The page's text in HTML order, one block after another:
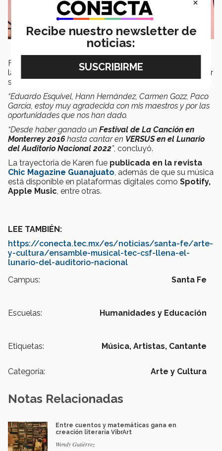
Finalmente Karen expresó su agradecimiento a todas
las
figuras musicalesque le han ayudado a desarrollar
su talento.
“Eduardo Esquivel, Hann Hernández, Carmen Gozz, Paco
García, estoy muy agradecida con mis maestros y por las
oportunidades que nos han dado.
“Desde haber ganado un Festival de La Canción en
Monterrey 2016hasta cantar en VERSUS en el Lunario
del Auditorio Nacional 2022”, concluyó.
La trayectoria de Karen fue publicada en la revista
Chic Magazine Guanajuato, además de que su música
está disponible en plataformas digitales como Spotify,
Apple Music, entre otras.
LEE TAMBIÉN:
https://conecta.tec.mx/es/noticias/santa-fe/arte-
y-cultura/ensamble-musical-tec-csf-llena-el-
lunario-del-auditorio-nacional
Campus:
Santa Fe
Escuelas: Humanidades y Educación
Etiquetas: Música, Artistas, Cantante
Categoría: Arte y Cultura
Notas Relacionadas
Entre cuentos y matemáticas gana en
creación literaria VibrArt
Wendy Gutiérrez
Recibe nuestro newsletter de
noticias: